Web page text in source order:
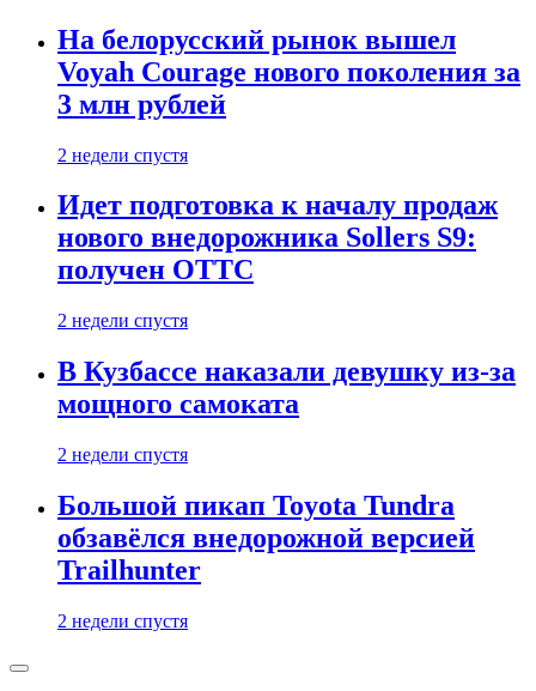
На белорусский рынок вышел
Voyah Courage нового поколения за
3 млн рублей
2 недели спустя
Идет подготовка к началу продаж
нового внедорожника Sollers S9:
получен ОТТС
2 недели спустя
В Кузбассе наказали девушку из-за
мощного самоката
2 недели спустя
Большой пикап Toyota Tundra
обзавёлся внедорожной версией
Trailhunter
2 недели спустя